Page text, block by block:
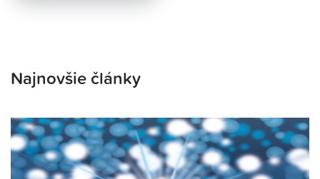
Najnovšie články